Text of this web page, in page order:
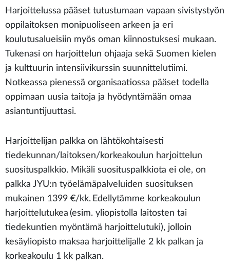
Harjoittelussa pääset tutustumaan vapaan sivistystyön
oppilaitoksen monipuoliseen arkeen ja eri
koulutusalueisiin myös oman kiinnostuksesi mukaan.
Tukenasi on harjoittelun ohjaaja sekä Suomen kielen
ja kulttuurin intensiivikurssin suunnittelutiimi.
Notkeassa pienessä organisaatiossa pääset todella
oppimaan uusia taitoja ja hyödyntämään omaa
asiantuntijuuttasi.
Harjoittelijan palkka on lähtökohtaisesti
tiedekunnan/laitoksen/korkeakoulun harjoittelun
suosituspalkkio. Mikäli suosituspalkkiota ei ole, on
palkka JYU:n työelämäpalveluiden suosituksen
mukainen 1399 €/kk. Edellytämme korkeakoulun
harjoittelutukea (esim. yliopistolla laitosten tai
tiedekuntien myöntämä harjoittelutuki), jolloin
kesäyliopisto maksaa harjoittelijalle 2 kk palkan ja
korkeakoulu 1 kk palkan.